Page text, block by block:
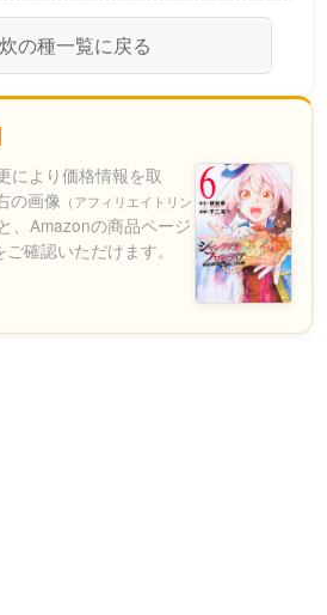
の種一覧に戻る
により価格情報を取
の画像 （アフィリエイトリン
、Amazonの商品ページ
確認いただけます。